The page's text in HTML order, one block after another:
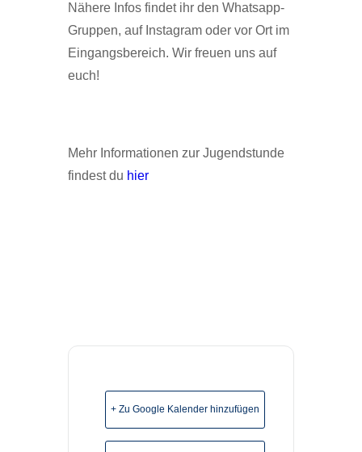
Nähere Infos findet ihr den Whatsapp-
Gruppen, auf Instagram oder vor Ort im
Eingangsbereich. Wir freuen uns auf
euch!
Mehr Informationen zur Jugendstunde
findest du hier
+ Zu Google Kalender hinzufügen